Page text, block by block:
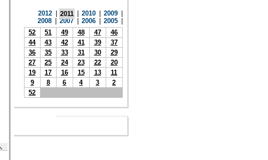
2012 2011 2010 2009
2008
2007 2006 2005
52
51 49 48 47
46
44
43 42 41 39
37
36
35 33 31 30
29
27
25 24 23 22
20
19
17 16 15 13
11
9
8 6 4 3
2
52